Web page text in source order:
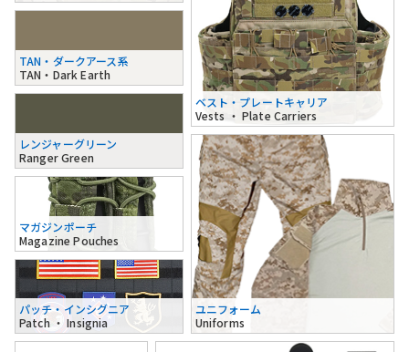
TAN・ダークアース系
TAN・Dark Earth
レンジャーグリーン
Ranger Green
ベスト・プレートキャリア
Vests ・ Plate Carriers
マガジンポーチ
Magazine Pouches
パッチ・インシグニア
Patch ・ Insignia
ユニフォーム
Uniforms